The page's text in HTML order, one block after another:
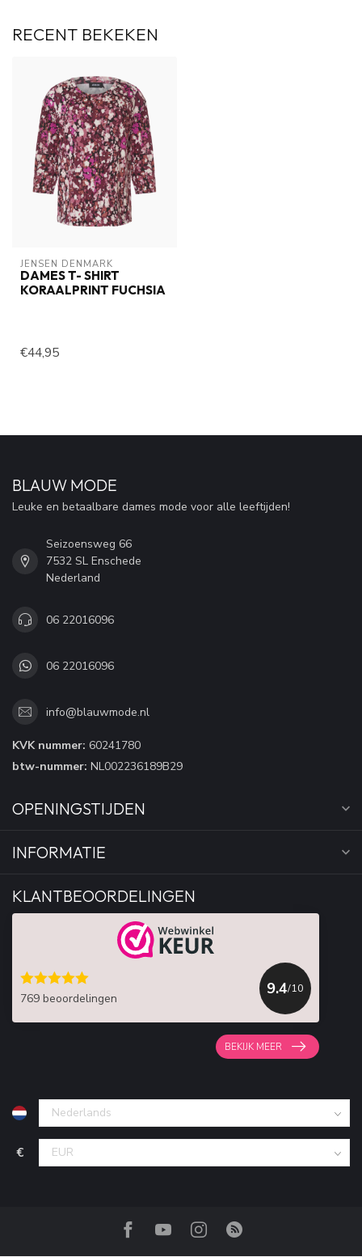
RECENT BEKEKEN
JENSEN DENMARK
DAMES T- SHIRT
KORAALPRINT FUCHSIA
€44,95
BLAUW MODE
Leuke en betaalbare dames mode voor alle leeftijden!
Seizoensweg 66
7532 SL Enschede
Nederland
06 22016096
06 22016096
info@blauwmode.nl
KVK nummer: 60241780
btw-nummer: NL002236189B29
OPENINGSTIJDEN
INFORMATIE
KLANTBEOORDELINGEN
769 beoordelingen
9.4/10
BEKIJK MEER
€